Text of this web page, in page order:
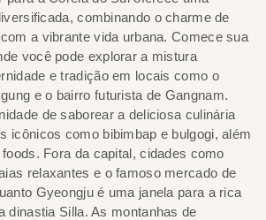
combinando o charme de
a vibrante vida urbana. Comece sua
você pode explorar a mistura
e tradição em locais como o
e o bairro futurista de Gangnam.
de saborear a deliciosa culinária
icônicos como bibimbap e bulgogi, além
Fora da capital, cidades como
relaxantes e o famoso mercado de
Gyeongju é uma janela para a rica
dinastia Silla. As montanhas de